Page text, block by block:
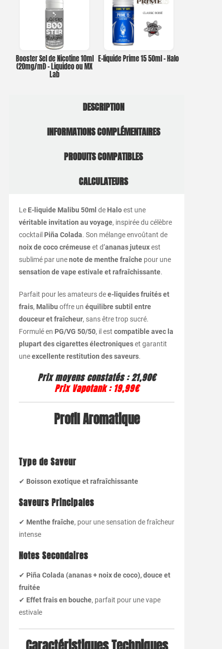
Booster Sel de Nicotine 10ml
(20mg/ml) – Liquideo ou MX
Lab
E-liquide Prime 15 50ml – Halo
DESCRIPTION
INFORMATIONS COMPLÉMENTAIRES
PRODUITS COMPATIBLES
CALCULATEURS
Le E-liquide Malibu 50ml de Haloest une
véritable invitation au voyage, inspirée du célèbre
cocktail Piña Colada. Son mélange envoûtant de
noix de coco crémeuseet d’ananas juteuxest
sublimé par unenote de menthe fraîchepour une
sensation de vape estivale et rafraîchissante.
Parfait pour les amateurs dee-liquides fruités et
frais, Malibu offre un équilibre subtil entre
douceur et fraîcheur, sans être trop sucré.
Formulé en PG/VG 50/50, il est compatible avec la
plupart des cigarettes électroniqueset garantit
uneexcellente restitution des saveurs.
Prix moyens constatés: 21,90€
Prix Vapotank: 19,99€
Profil Aromatique
Type de Saveur
✔ Boisson exotique et rafraîchissante
Saveurs Principales
✔ Menthe fraîche, pour une sensation de fraîcheur
intense
Notes Secondaires
✔ Piña Colada (ananas + noix de coco), douce et
fruitée
✔ Effet frais en bouche, parfait pour une vape
estivale